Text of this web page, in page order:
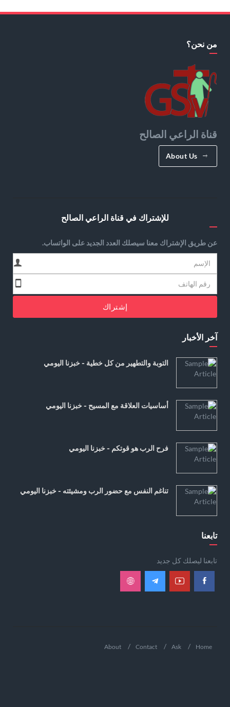
من نحن؟
قناة الراعي الصالح
About Us
للإشتراك في قناة الراعي الصالح
عن طريق الإشتراك معنا سيصلك العدد الجديد على الواتساب.
إشتراك
آخر الأخبار
التوبة والتطهير من كل خطية - خبزنا اليومي
أساسيات العلاقة مع المسيح - خبزنا اليومي
فرح الرب هو قوتكم - خبزنا اليومي
تناغم النفس مع حضور الرب ومشيئته - خبزنا اليومي
تابعنا
تابعنا ليصلك كل جديد
Home
Ask
Contact
About